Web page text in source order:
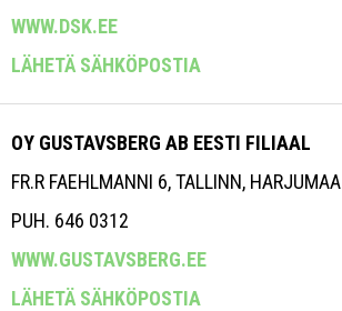
WWW.DSK.EE
LÄHETÄ SÄHKÖPOSTIA
OY GUSTAVSBERG AB EESTI FILIAAL
FR.R FAEHLMANNI 6, TALLINN, HARJUMAA
PUH. 646 0312
WWW.GUSTAVSBERG.EE
LÄHETÄ SÄHKÖPOSTIA